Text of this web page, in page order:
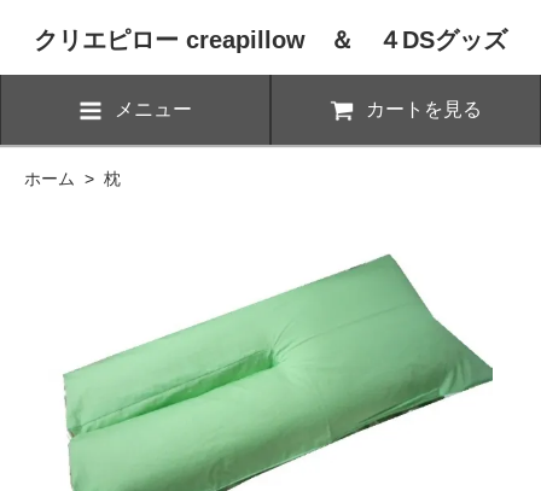
クリエピロー creapillow ＆ ４DSグッズ
メニュー カートを見る
ホーム > 枕